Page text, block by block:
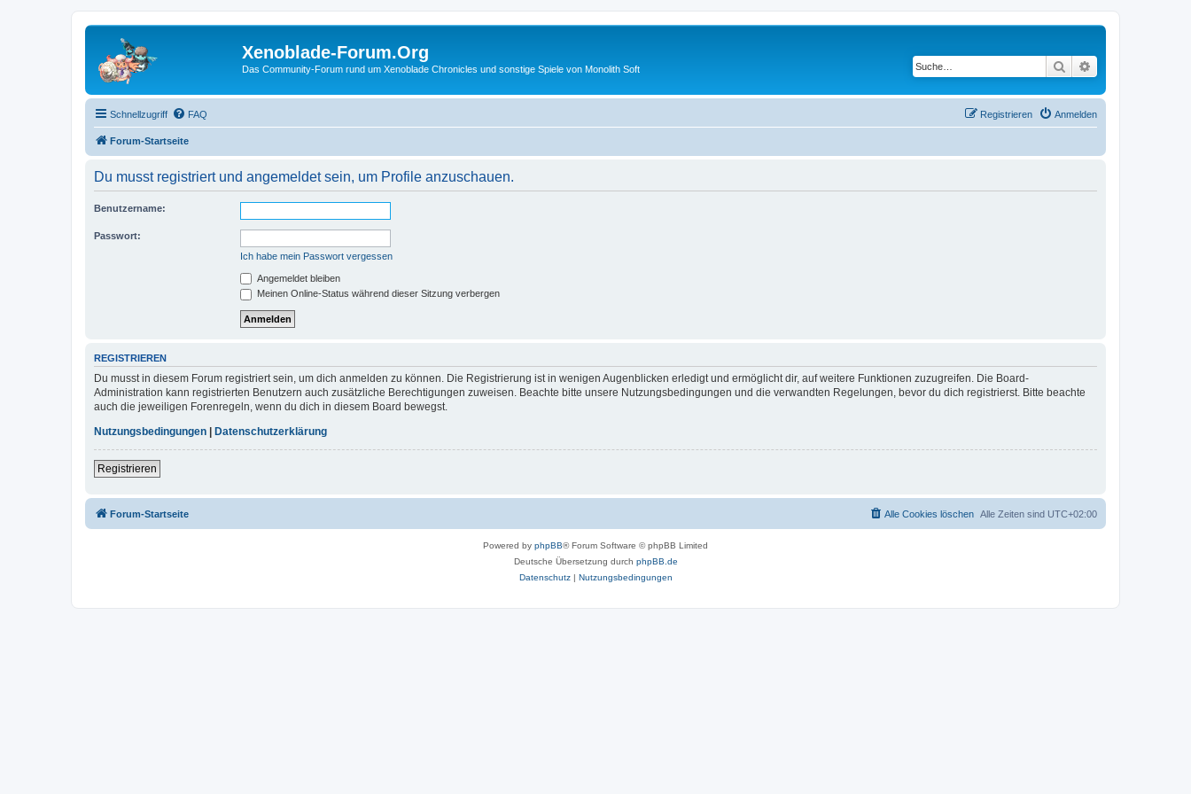
Xenoblade-Forum.Org
Das Community-Forum rund um Xenoblade Chronicles und sonstige Spiele von Monolith Soft Suche
Schnellzugriff FAQ Anmelden
Registrieren
Forum-Startseite
Du musst registriert und angemeldet sein, um Profile anzuschauen.
Benutzername:
Passwort:
Ich habe mein Passwort vergessen
Angemeldet bleiben
Meinen Online-Status während dieser Sitzung verbergen
REGISTRIEREN
Du musst in diesem Forum registriert sein, um dich anmelden zu können. Die Registrierung ist in wenigen Augenblicken erledigt und ermöglicht dir, auf weitere Funktionen zuzugreifen. Die Board-
Administration kann registrierten Benutzern auch zusätzliche Berechtigungen zuweisen. Beachte bitte unsere Nutzungsbedingungen und die verwandten Regelungen, bevor du dich registrierst. Bitte beachte
auch die jeweiligen Forenregeln, wenn du dich in diesem Board bewegst.
Nutzungsbedingungen
Datenschutzerklärung
Registrieren
Forum-Startseite Alle Zeiten sind UTC+02:00
Alle Cookies löschen
Powered by phpBB® Forum Software © phpBB Limited
Deutsche Übersetzung durch phpBB.de
Datenschutz| Nutzungsbedingungen